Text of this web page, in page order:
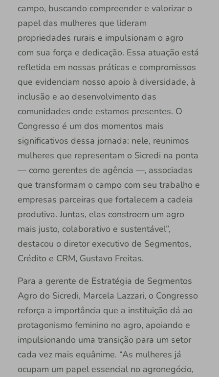
campo, buscando compreender e valorizar o
papel das mulheres que lideram
propriedades rurais e impulsionam o agro
com sua força e dedicação. Essa atuação está
refletida em nossas práticas e compromissos
que evidenciam nosso apoio à diversidade, à
inclusão e ao desenvolvimento das
comunidades onde estamos presentes. O
Congresso é um dos momentos mais
significativos dessa jornada: nele, reunimos
mulheres que representam o Sicredi na ponta
— como gerentes de agência —, associadas
que transformam o campo com seu trabalho e
empresas parceiras que fortalecem a cadeia
produtiva. Juntas, elas constroem um agro
mais justo, colaborativo e sustentável”,
destacou o diretor executivo de Segmentos,
Crédito e CRM, Gustavo Freitas.
Para a gerente de Estratégia de Segmentos
Agro do Sicredi, Marcela Lazzari, o Congresso
reforça a importância que a instituição dá ao
protagonismo feminino no agro, apoiando e
impulsionando uma transição para um setor
cada vez mais equânime. “As mulheres já
ocupam um papel essencial no agronegócio,